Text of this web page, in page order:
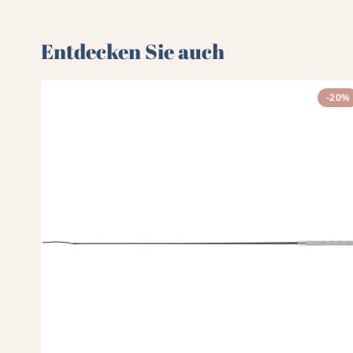
Entdecken Sie auch 🌻
-20%